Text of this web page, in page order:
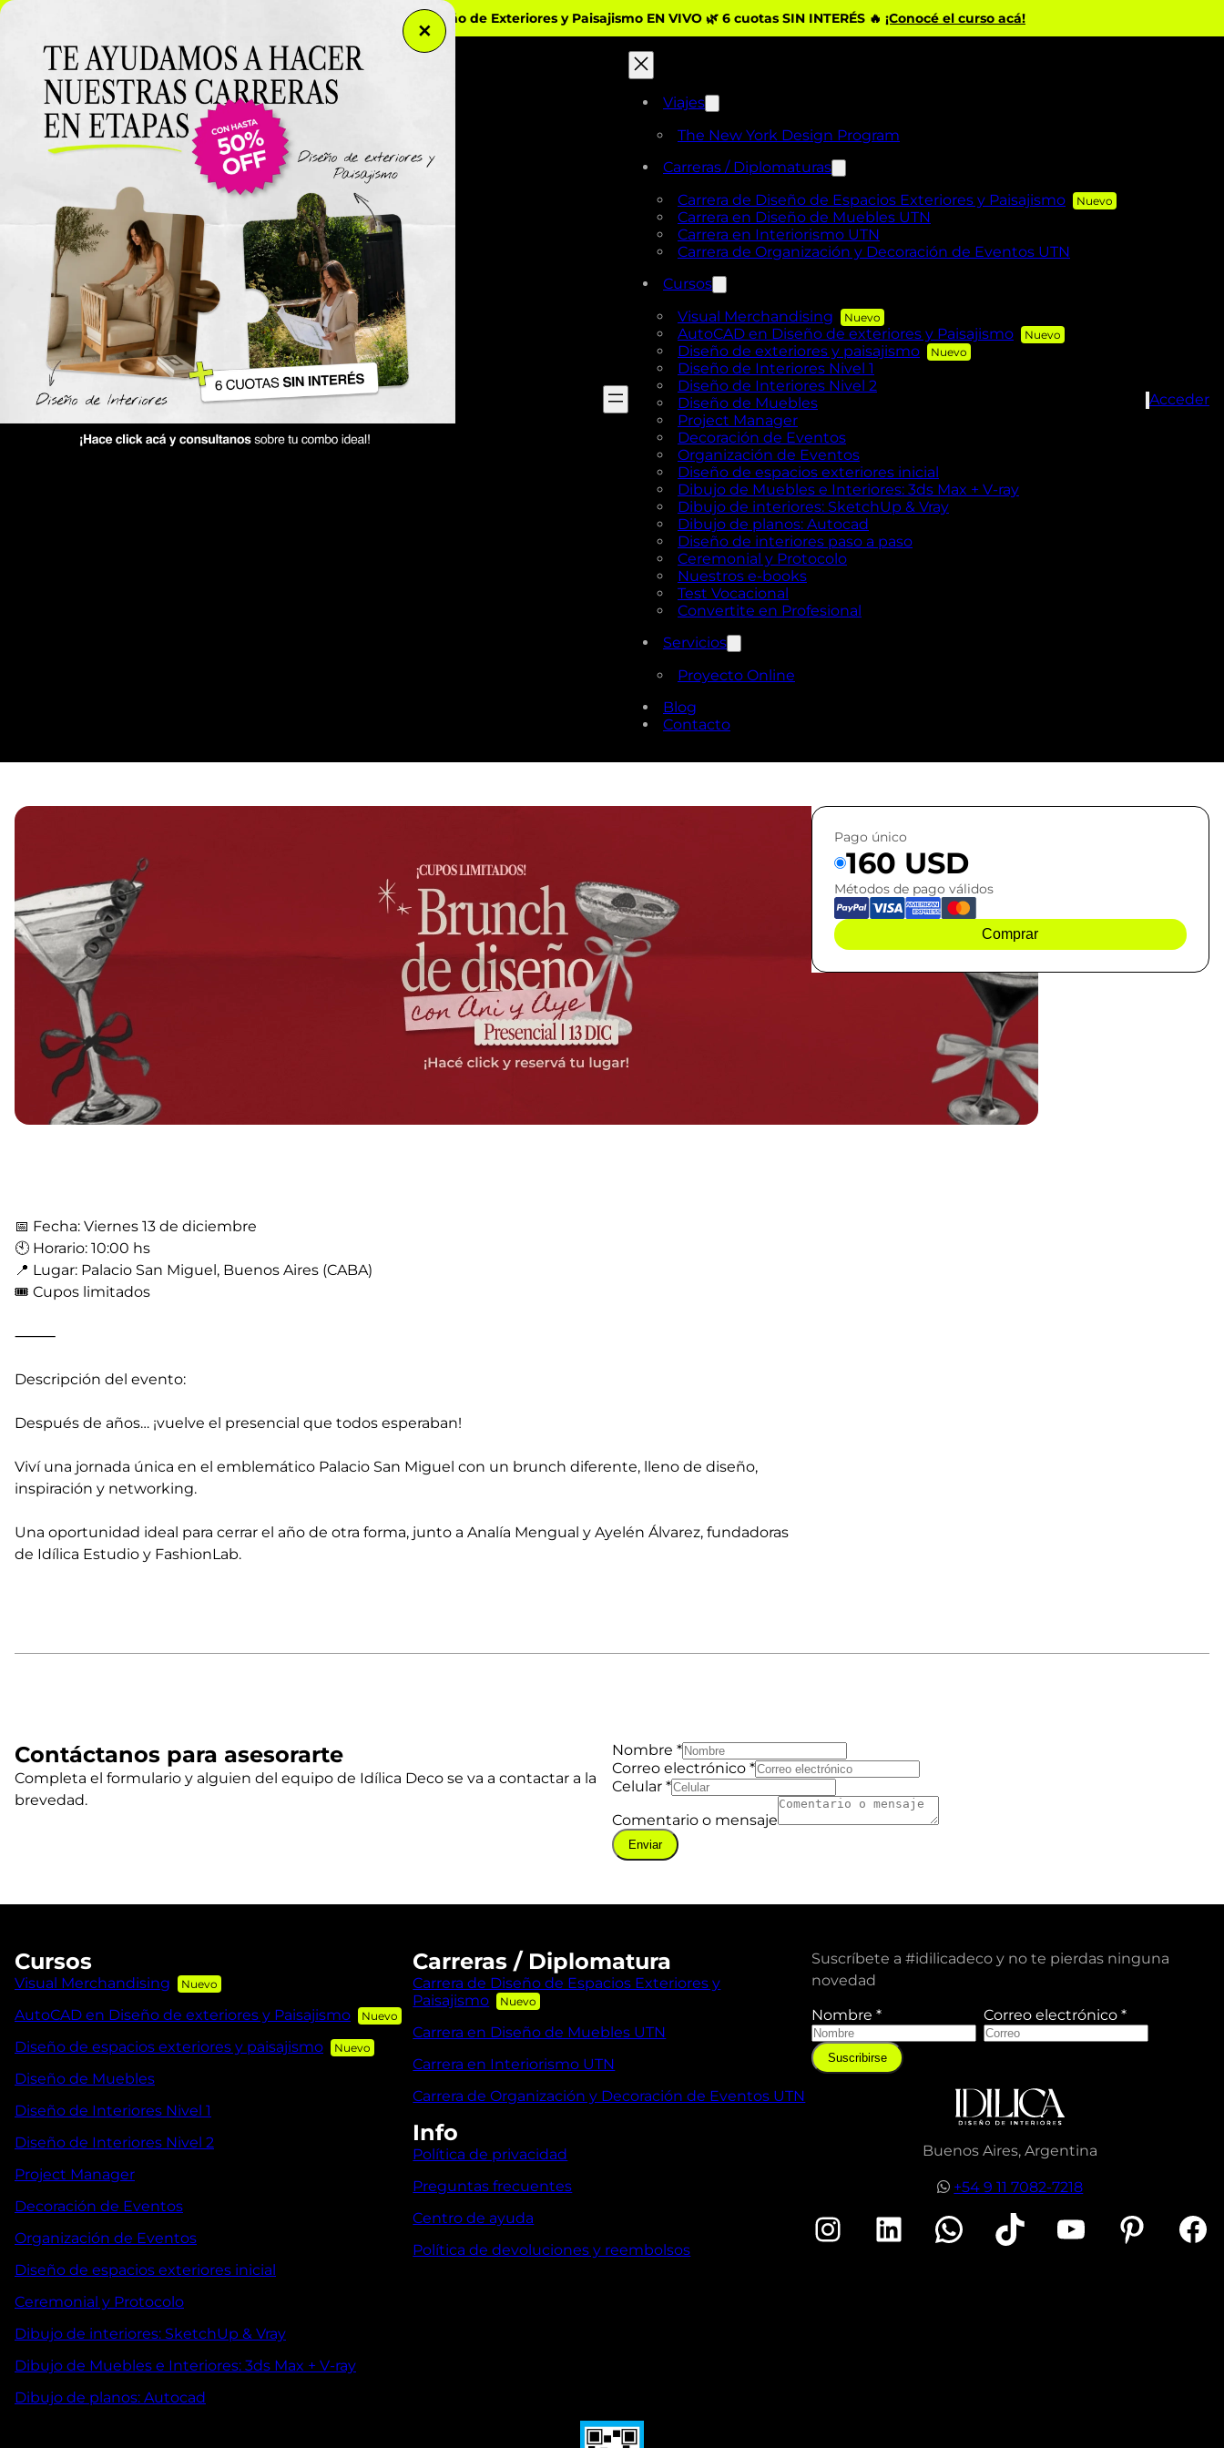
NUEVO LANZAMIENTO: Curso de Diseño de Exteriores y Paisajismo EN VIVO 🌿 6 cuotas SIN INTERÉS 🔥 ¡Conocé el curso acá!
Viajes
The New York Design Program
Carreras / Diplomaturas
Carrera de Diseño de Espacios Exteriores y Paisajismo
Carrera en Diseño de Muebles UTN
Carrera en Interiorismo UTN
Carrera de Organización y Decoración de Eventos UTN
Cursos
Visual Merchandising
AutoCAD en Diseño de exteriores y Paisajismo
Diseño de exteriores y paisajismo
Diseño de Interiores Nivel 1
Diseño de Interiores Nivel 2
Diseño de Muebles
Project Manager
Decoración de Eventos
Organización de Eventos
Diseño de espacios exteriores inicial
Dibujo de Muebles e Interiores: 3ds Max + V-ray
Dibujo de interiores: SketchUp & Vray
Dibujo de planos: Autocad
Diseño de interiores paso a paso
Ceremonial y Protocolo
Nuestros e-books
Test Vocacional
Convertite en Profesional
Servicios
Proyecto Online
Blog
Contacto
Acceder
📅 Fecha: Viernes 13 de diciembre
🕙 Horario: 10:00 hs
📍 Lugar: Palacio San Miguel, Buenos Aires (CABA)
🎟 Cupos limitados
⸻
Descripción del evento:
Después de años… ¡vuelve el presencial que todos esperaban!
Viví una jornada única en el emblemático Palacio San Miguel con un brunch diferente, lleno de diseño,
inspiración y networking.
Una oportunidad ideal para cerrar el año de otra forma, junto a Analía Mengual y Ayelén Álvarez, fundadoras
de Idílica Estudio y FashionLab.
Pago único
160 USD
Métodos de pago válidos
Comprar
Contáctanos para asesorarte
Completa el formulario y alguien del equipo de Idílica Deco se va a contactar a la
brevedad.
Nombre *
Correo electrónico *
Celular *
Comentario o mensaje
Enviar
Cursos
Visual Merchandising
AutoCAD en Diseño de exteriores y Paisajismo
Diseño de espacios exteriores y paisajismo
Diseño de Muebles
Diseño de Interiores Nivel 1
Diseño de Interiores Nivel 2
Project Manager
Decoración de Eventos
Organización de Eventos
Diseño de espacios exteriores inicial
Ceremonial y Protocolo
Dibujo de interiores: SketchUp & Vray
Dibujo de Muebles e Interiores: 3ds Max + V-ray
Dibujo de planos: Autocad
Carreras / Diplomatura
Carrera de Diseño de Espacios Exteriores y
Paisajismo
Carrera en Diseño de Muebles UTN
Carrera en Interiorismo UTN
Carrera de Organización y Decoración de Eventos UTN
Info
Política de privacidad
Preguntas frecuentes
Centro de ayuda
Política de devoluciones y reembolsos
Suscríbete a #idilicadeco y no te pierdas ninguna
novedad
Nombre * Correo electrónico *
Suscribirse
Buenos Aires, Argentina
+54 9 11 7082-7218
Instagram LinkedIn WhatsApp TikTok YouTube Pinterest Facebook
✕